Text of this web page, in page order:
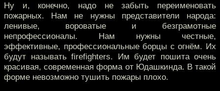
Ну и, конечно, надо не забыть переименовать
пожарных. Нам не нужны представители народа:
ленивые, вороватые и безграмотные
непрофессионалы. Нам нужны честные,
эффективные, профессиональные борцы с огнём. Их
будут называть firefighters. Им будет пошита очень
красивая, современная форма от Юдашкинда. В такой
форме невозможно тушить пожары плохо.